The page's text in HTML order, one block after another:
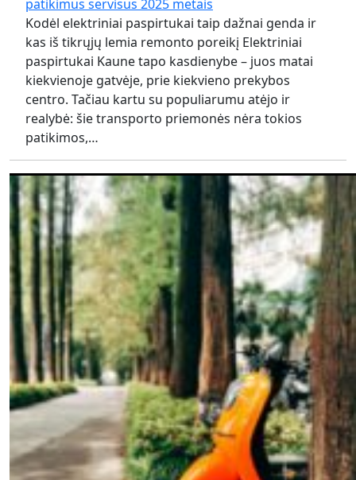
patikimus servisus 2025 metais
Kodėl elektriniai paspirtukai taip dažnai genda ir
kas iš tikrųjų lemia remonto poreikį Elektriniai
paspirtukai Kaune tapo kasdienybe – juos matai
kiekvienoje gatvėje, prie kiekvieno prekybos
centro. Tačiau kartu su populiarumu atėjo ir
realybė: šie transporto priemonės nėra tokios
patikimos,…